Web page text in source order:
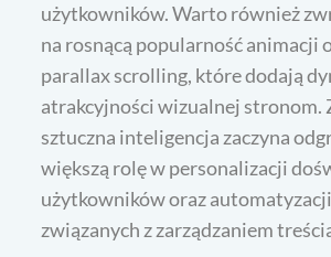
użytkowników. Warto również
na rosnącą popularność animacji
parallax scrolling, które dodają
atrakcyjności wizualnej stronom.
sztuczna inteligencja zaczyna
większą rolę w personalizacji
użytkowników oraz
związanych z zarządzaniem